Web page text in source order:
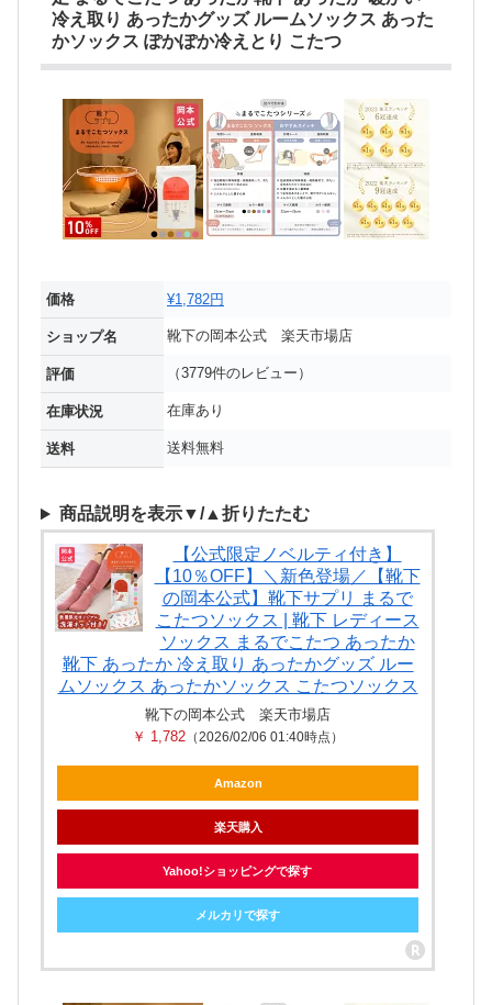
冷え取り あったかグッズ ルームソックス あった
かソックス ぽかぽか冷えとり こたつ
価格 ¥1,782円
ショップ名 靴下の岡本公式 楽天市場店
評価 （3779件のレビュー）
在庫状況 在庫あり
送料 送料無料
商品説明を表示▼/▲折りたたむ
【公式限定ノベルティ付き】
【10％OFF】＼新色登場／【靴下
の岡本公式】靴下サプリ まるで
こたつソックス | 靴下 レディース
ソックス まるでこたつ あったか
靴下 あったか 冷え取り あったかグッズ ルー
ムソックス あったかソックス こたつソックス
靴下の岡本公式 楽天市場店
￥ 1,782 （2026/02/06 01:40時点）
Amazon
楽天購入
Yahoo!ショッピングで探す
メルカリで探す